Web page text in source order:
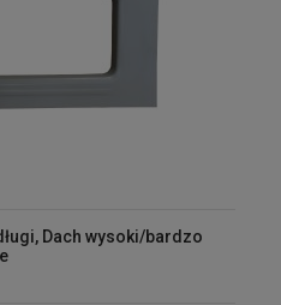
Dach wysoki/bardzo